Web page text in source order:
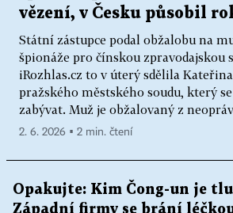
vězení, v Česku působil
Státní zástupce podal obžalobu na
špionáže pro čínskou zpravodajskou
iRozhlas.cz to v úterý sdělila
pražského městského soudu, který
zabývat. Muž je obžalovaný z
2. 6. 2026 ▪ 2 min. čtení
Opakujte: Kim Čong-un je
Západní firmy se brání